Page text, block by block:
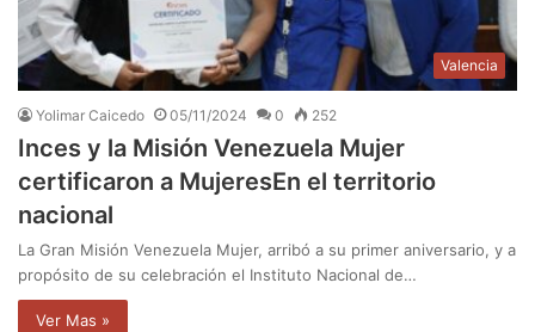
Valencia
Yolimar Caicedo 05/11/2024 0 252
Inces y la Misión Venezuela Mujer
certificaron a MujeresEn el territorio
nacional
La Gran Misión Venezuela Mujer, arribó a su primer aniversario, y a
propósito de su celebración el Instituto Nacional de…
Ver Mas »